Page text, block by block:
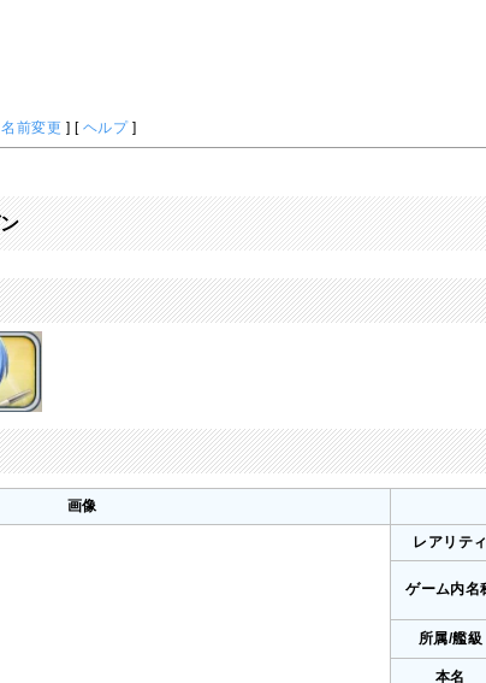
名前変更 ] [ ヘルプ]
画像
レアリティ
ゲーム内名
所属/艦級
本名